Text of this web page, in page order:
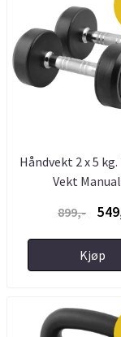
Håndvekt 2 x 5
Vekt
899,-
Kjøp